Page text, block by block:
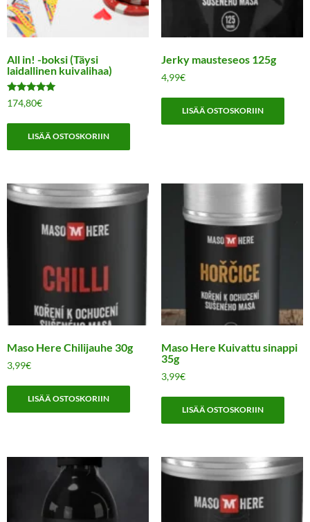
All in! -boksi (Täysi
laidallinen kuivalihaa)
Arvostelu
tuotteesta:
/ 5
174,80€
LISÄÄ OSTOSKORIIN
Jerky mausteseos 125g
4,99€
LISÄÄ OSTOSKORIIN
Maso Here Chilijauhe 30g
3,99€
LISÄÄ OSTOSKORIIN
Maso Here Kuivattu sinappi
35g
3,99€
LISÄÄ OSTOSKORIIN